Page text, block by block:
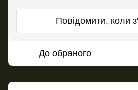
Повідомити, коли
До обраного